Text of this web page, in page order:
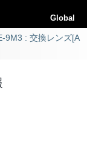
Global
9M3 : 交換レンズ[A